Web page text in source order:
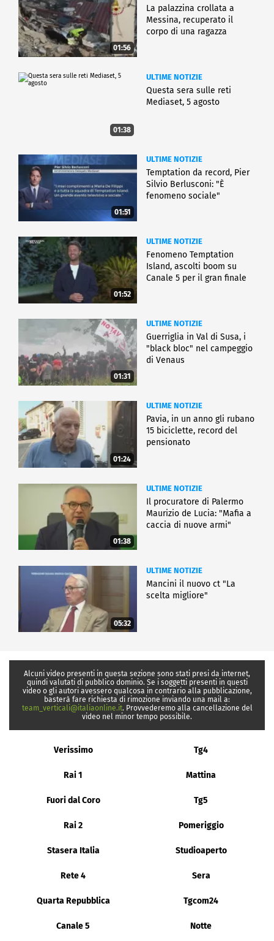
01:56
La palazzina crollata a
Messina, recuperato il
corpo di una ragazza
01:38
ULTIME NOTIZIE
Questa sera sulle reti
Mediaset, 5 agosto
01:51
ULTIME NOTIZIE
Temptation da record, Pier
Silvio Berlusconi: "È
fenomeno sociale"
01:52
ULTIME NOTIZIE
Fenomeno Temptation
Island, ascolti boom su
Canale 5 per il gran finale
01:31
ULTIME NOTIZIE
Guerriglia in Val di Susa, i
"black bloc" nel campeggio
di Venaus
01:24
ULTIME NOTIZIE
Pavia, in un anno gli rubano
15 biciclette, record del
pensionato
01:38
ULTIME NOTIZIE
Il procuratore di Palermo
Maurizio de Lucia: "Mafia a
caccia di nuove armi"
05:32
ULTIME NOTIZIE
Mancini il nuovo ct "La
scelta migliore"
Alcuni video presenti in questa sezione sono stati presi da internet,
quindi valutati di pubblico dominio. Se i soggetti presenti in questi
video o gli autori avessero qualcosa in contrario alla pubblicazione,
basterà fare richiesta di rimozione inviando una mail a:
team_verticali@italiaonline.it. Provvederemo alla cancellazione del
video nel minor tempo possibile.
Verissimo Tg4
Rai 1 Mattina
Fuori dal Coro Tg5
Rai 2 Pomeriggio
Stasera Italia Studioaperto
Rete 4 Sera
Quarta Repubblica Tgcom24
Canale 5 Notte